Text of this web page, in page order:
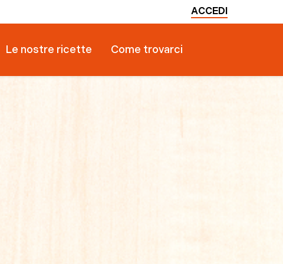
ACCEDI
Le nostre ricette Come trovarci